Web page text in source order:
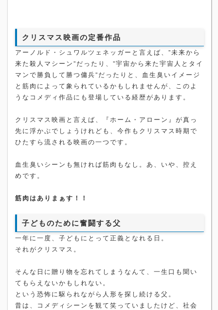
クリスマス映画の定番作品
アーノルド・シュワルツェネッガーと言えば、”未来から
来た殺人マシーン”だったり、”宇宙から来た宇宙人とタイ
マンで勝負して勝つ傭兵”だったりと、血生臭いイメージ
と筋肉によって象られているかもしれませんが、このよ
うなコメディ作品にも登場している経歴があります。
クリスマス映画と言えば、『ホーム・アローン』が真っ
先に浮かぶでしょうけれども、今作もクリスマス時期で
ひたすら流される映画の一つです。
血生臭いシーンも無ければ筋肉もなし。あ、いや、控え
めです。
筋肉はありまぁす！！
子どものために奮闘する父
一年に一度、子どもにとって正義となれる日。
それがクリスマス。
そんな日に贈り物を忘れてしまうなんて、一生口も聞い
てもらえないかもしれない。
という恐怖に駆られながら人形を探し続ける父。
昔は、コメディシーンを観て笑っていましたけど、社会